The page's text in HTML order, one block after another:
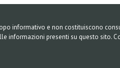
informativo e non costituiscono
informazioni presenti su questo sito.